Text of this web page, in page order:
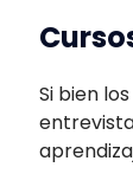
Si bien